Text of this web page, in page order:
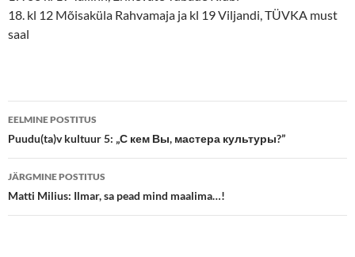
18. kl 12 Mõisaküla Rahvamaja ja kl 19 Viljandi, TÜVKA must
saal
Postituste
töölaud
EELMINE POSTITUS
Puudu(ta)v kultuur 5: „С кем Вы, мастера культуры?”
JÄRGMINE POSTITUS
Matti Milius: Ilmar, sa pead mind maalima…!